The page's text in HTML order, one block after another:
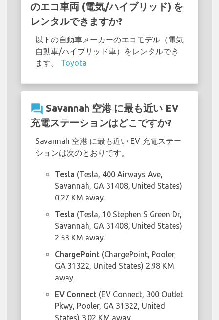
のエコ車両 (電気/ハイブリッド) を
レンタルできますか?
以下の自動車メーカーのエコモデル（電気
自動車/ハイブリッド車）をレンタルでき
ます。 Toyota
question_answer Savannah 空港 に最も近い EV
充電ステーションはどこですか?
Savannah 空港 に最も近い EV 充電ステー
ションは次のとおりです。
Tesla (Tesla, 400 Airways Ave,
Savannah, GA 31408, United States)
0.27 KM away.
Tesla (Tesla, 10 Stephen S Green Dr,
Savannah, GA 31408, United States)
2.53 KM away.
ChargePoint (ChargePoint, Pooler,
GA 31322, United States) 2.98 KM
away.
EV Connect (EV Connect, 300 Outlet
Pkwy, Pooler, GA 31322, United
States) 3.02 KM away.